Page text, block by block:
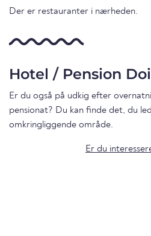
Der er restauranter i nærheden.
Hotel / Pension
Er du også på udkig efter
pensionat? Du kan finde det, du
omkringliggende område.
Er du